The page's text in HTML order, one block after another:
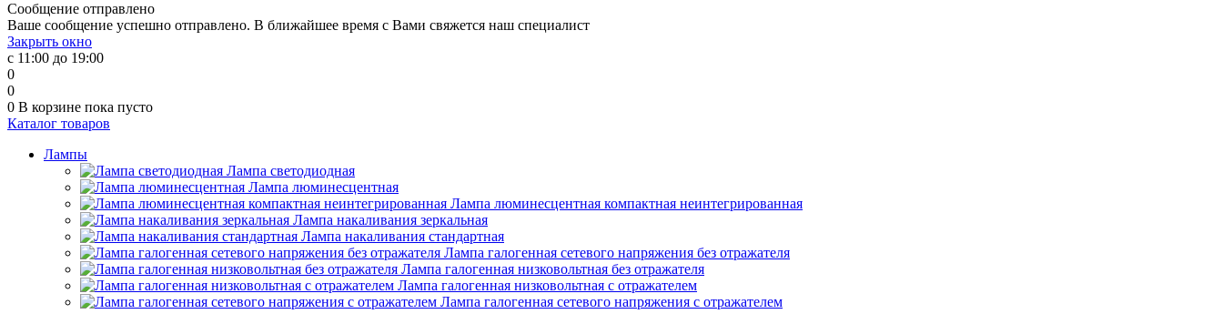
Сообщение отправлено
Ваше сообщение успешно отправлено. В ближайшее время с Вами свяжется наш специалист
Закрыть окно
с 11:00 до 19:00
0
0
0 В корзине пока пусто
Каталог товаров
Лампы
Лампа светодиодная
Лампа люминесцентная
Лампа люминесцентная компактная неинтегрированная
Лампа накаливания зеркальная
Лампа накаливания стандартная
Лампа галогенная сетевого напряжения без отражателя
Лампа галогенная низковольтная без отражателя
Лампа галогенная низковольтная с отражателем
Лампа галогенная сетевого напряжения с отражателем